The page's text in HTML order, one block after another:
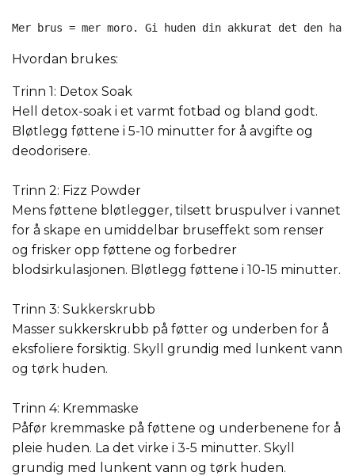
Mer brus = mer moro. Gi huden din akkurat det den
Hvordan brukes:
Trinn 1: Detox Soak
Hell detox-soak i et varmt fotbad og bland godt.
Bløtlegg føttene i 5-10 minutter for å avgifte og
deodorisere.
Trinn 2: Fizz Powder
Mens føttene bløtlegger, tilsett bruspulver i vannet
for å skape en umiddelbar bruseffekt som renser
og frisker opp føttene og forbedrer
blodsirkulasjonen. Bløtlegg føttene i 10-15 minutter.
Trinn 3: Sukkerskrubb
Masser sukkerskrubb på føtter og underben for å
eksfoliere forsiktig. Skyll grundig med lunkent vann
og tørk huden.
Trinn 4: Kremmaske
Påfør kremmaske på føttene og underbenene for å
pleie huden. La det virke i 3-5 minutter. Skyll
grundig med lunkent vann og tørk huden.